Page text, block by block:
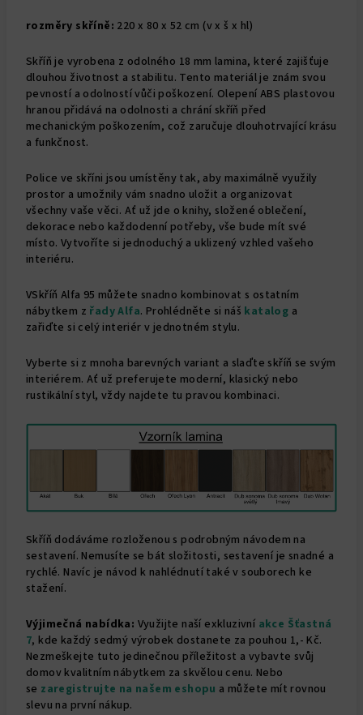
rozměry skříně: 220 x 80 x 52 cm (v x š x hl)
Skříň je vyrobena z odolného 18 mm lamina, které zajišťuje
dlouhou životnost a stabilitu. Tento materiál je znám svou
pevností a odolností vůči poškození. Olepení ABS plastovou
hranou přidává na odolnosti a chrání skříň před
mechanickým poškozením, což zaručuje dlouhotrvající krásu
a funkčnost.
Police ve skříni jsou umístěny tak, aby maximálně využily
prostor a umožnily vám snadno uložit a organizovat
všechny vaše věci. Ať už jde o knihy, složené oblečení,
dekorace nebo každodenní potřeby, vše bude mít své
místo. Vytvoříte si jednoduchý a uklizený vzhled vašeho
interiéru.
VSkříň Alfa 95 můžete snadno kombinovat s ostatním
nábytkem z řady Alfa. Prohlédněte si náš katalog a
zařiďte si celý interiér v jednotném stylu.
Vyberte si z mnoha barevných variant a slaďte skříň se svým
interiérem. Ať už preferujete moderní, klasický nebo
rustikální styl, vždy najdete tu pravou kombinaci.
Skříň dodáváme rozloženou s podrobným návodem na
sestavení. Nemusíte se bát složitosti, sestavení je snadné a
rychlé. Navíc je návod k nahlédnutí také v souborech ke
stažení.
Výjimečná nabídka: Využijte naší exkluzivní akce Šťastná
7, kde každý sedmý výrobek dostanete za pouhou 1,- Kč.
Nezmeškejte tuto jedinečnou příležitost a vybavte svůj
domov kvalitním nábytkem za skvělou cenu. Nebo
se zaregistrujte na našem eshopu a můžete mít rovnou
slevu na první nákup.